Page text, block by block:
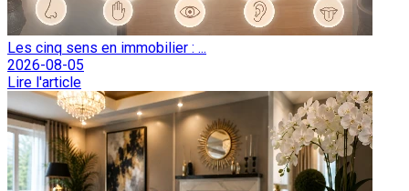
Les cinq sens en immobilier : ...
2026-08-05
Lire l'article